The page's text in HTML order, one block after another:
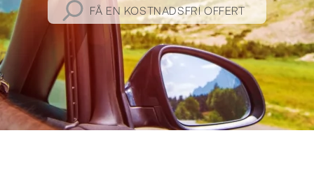
FÅ EN KOSTNADSFRI OFFERT